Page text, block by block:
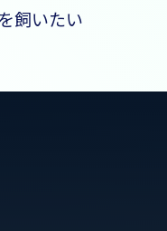
飼いたい